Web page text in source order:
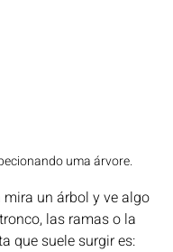
uma árvore.
un árbol y ve algo
las ramas o la
que suele surgir es: